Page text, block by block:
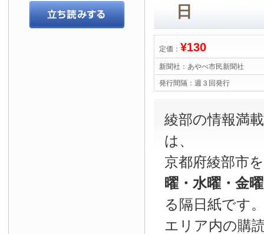
日
定価： ¥130
新聞社： あやべ市民新聞社
発行間隔： 週３回発行
綾部の情報
は、
京都府綾部市
曜・水曜・金
る隔日紙です
エリア内の購